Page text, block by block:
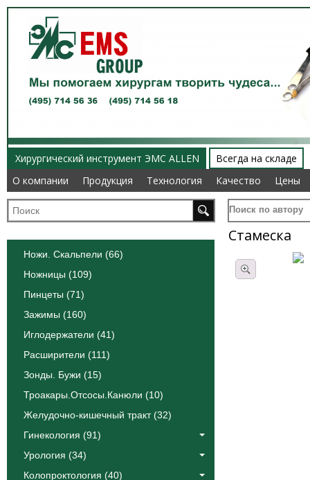
Хирургический инструмент ЭМС ALLEN
О компании
Продукция Технология Качество Цены
Всегда на складе
О компании
Продукция Технология Качество Цены
Поиск по автору
Ножи. Скальпели (66)
Ножницы (109)
Пинцеты (71)
Зажимы (160)
Иглодержатели (41)
Расширители (111)
Зонды. Бужи (15)
Троакары.Отсосы.Канюли (10)
Желудочно-кишечный тракт (32)
Гинекология (91)
Урология (34)
Колопроктология (40)
Стамеска